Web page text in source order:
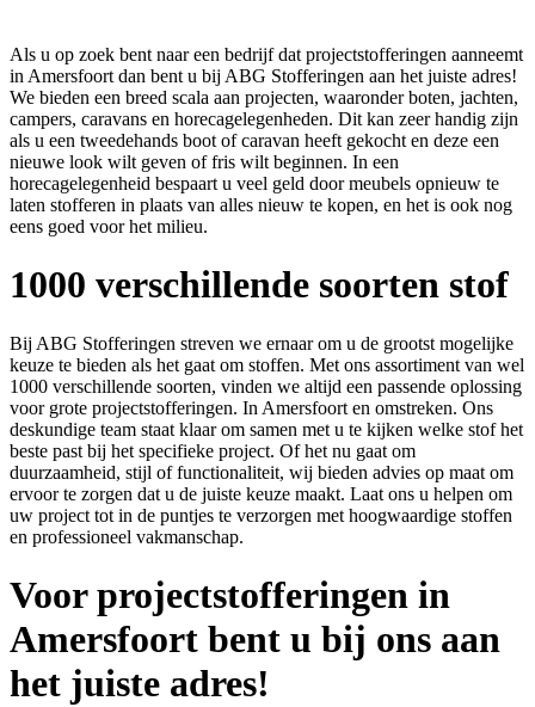
Als u op zoek bent naar een bedrijf dat projectstofferingen aanneemt
in Amersfoort dan bent u bij ABG Stofferingen aan het juiste adres!
We bieden een breed scala aan projecten, waaronder boten, jachten,
campers, caravans en horecagelegenheden. Dit kan zeer handig zijn
als u een tweedehands boot of caravan heeft gekocht en deze een
nieuwe look wilt geven of fris wilt beginnen. In een
horecagelegenheid bespaart u veel geld door meubels opnieuw te
laten stofferen in plaats van alles nieuw te kopen, en het is ook nog
eens goed voor het milieu.
1000 verschillende soorten stof
Bij ABG Stofferingen streven we ernaar om u de grootst mogelijke
keuze te bieden als het gaat om stoffen. Met ons assortiment van wel
1000 verschillende soorten, vinden we altijd een passende oplossing
voor grote projectstofferingen. In Amersfoort en omstreken. Ons
deskundige team staat klaar om samen met u te kijken welke stof het
beste past bij het specifieke project. Of het nu gaat om
duurzaamheid, stijl of functionaliteit, wij bieden advies op maat om
ervoor te zorgen dat u de juiste keuze maakt. Laat ons u helpen om
uw project tot in de puntjes te verzorgen met hoogwaardige stoffen
en professioneel vakmanschap.
Voor projectstofferingen in
Amersfoort bent u bij ons aan
het juiste adres!